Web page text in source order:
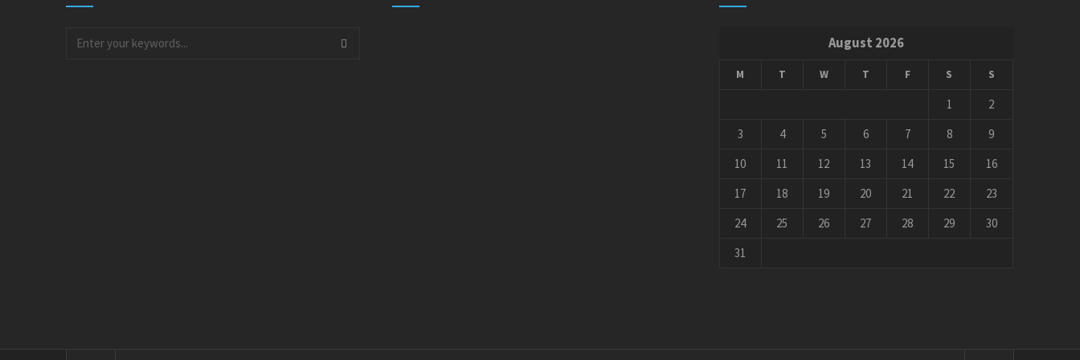
August 2026
M T W T F S S
1
2
3
4 5 6 7 8
9
10
11 12 13 14 15
16
17
18 19 20 21 22
23
24
25 26 27 28 29
30
31